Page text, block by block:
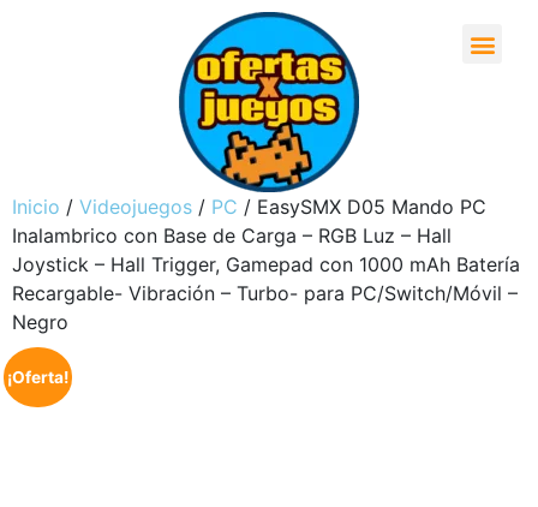
Inicio / Videojuegos / PC / EasySMX D05 Mando PC
Inalambrico con Base de Carga – RGB Luz – Hall
Joystick – Hall Trigger, Gamepad con 1000 mAh Batería
Recargable- Vibración – Turbo- para PC/Switch/Móvil –
Negro
¡Oferta!